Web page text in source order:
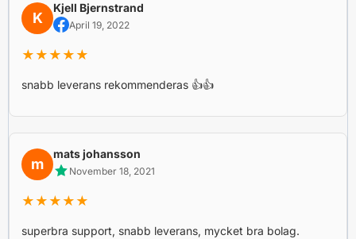
K
Kjell Bjernstrand
April 19, 2022
★★★★★
snabb leverans rekommenderas 👍👍
m
mats johansson
November 18, 2021
★★★★★
superbra support, snabb leverans, mycket bra bolag.